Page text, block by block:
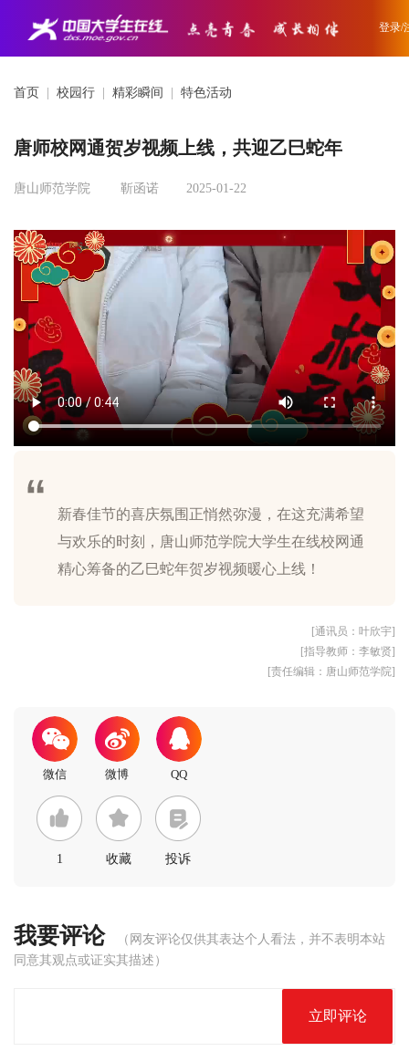
登录/
首页 校园行 精彩瞬间 特色活动
唐师校网通贺岁视频上线，共迎乙巳蛇年
唐山师范学院 靳函诺 2025-01-22
新春佳节的喜庆氛围正悄然弥漫，在这充满希望
与欢乐的时刻，唐山师范学院大学生在线校网通
[通讯员：叶欣宇]
[指导教师：李敏贤]
[责任编辑：唐山师范学院]
1 收藏 投诉
我要评论
（网友评论仅供其表达个人看法，并不表明本站
同意其观点或证实其描述）
立即评论